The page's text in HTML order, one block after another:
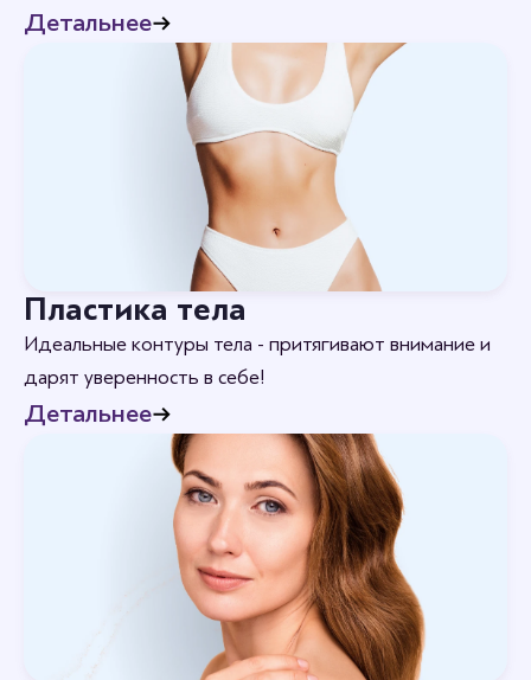
Детальнее
Пластика тела
Идеальные контуры тела - притягивают внимание и
дарят уверенность в себе!
Детальнее